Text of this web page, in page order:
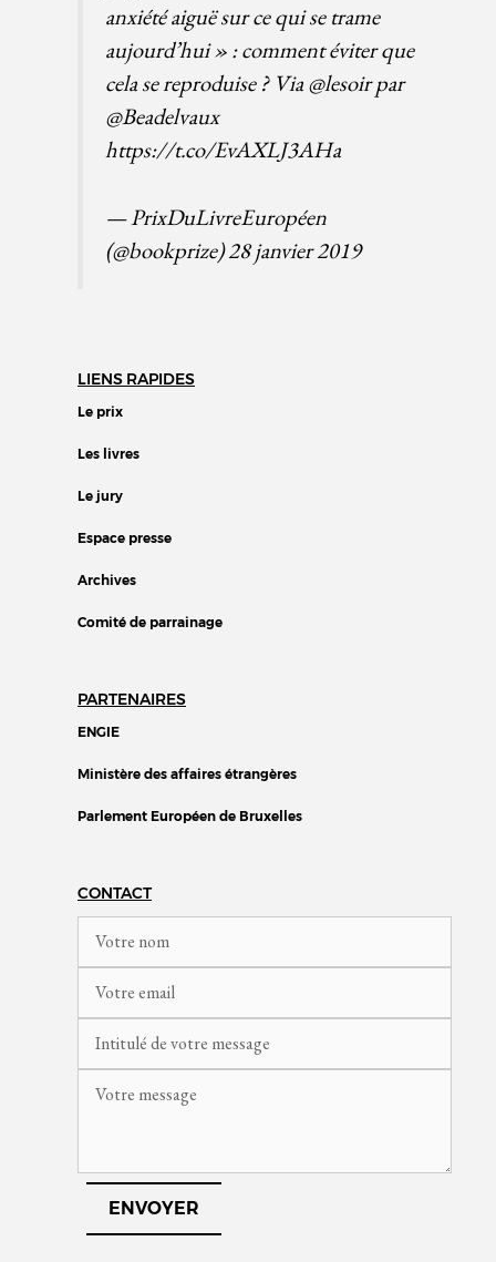
anxiété aiguë sur ce qui se trame
aujourd’hui » : comment éviter que
cela se reproduise ? Via@lesoirpar
@Beadelvaux
https://t.co/EvAXLJ3AHa
— PrixDuLivreEuropéen
(@bookprize)28 janvier 2019
LIENS RAPIDES
Le prix
Les livres
Le jury
Espace presse
Archives
Comité de parrainage
PARTENAIRES
ENGIE
Ministère des affaires étrangères
Parlement Européen de Bruxelles
CONTACT